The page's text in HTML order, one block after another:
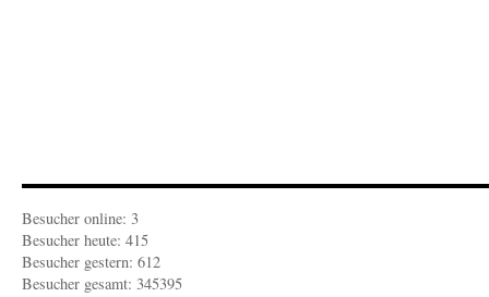
Besucher online: 3
Besucher heute: 415
Besucher gestern: 612
Besucher gesamt: 345395